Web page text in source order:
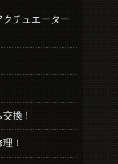
チュエーター
換！
！